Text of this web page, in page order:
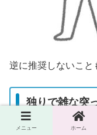
逆に推奨しないこと
独りで雑な突
メニュー ホーム